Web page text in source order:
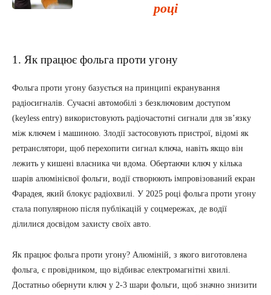
році
1. Як працює фольга проти угону
Фольга проти угону базується на принципі екранування
радіосигналів. Сучасні автомобілі з безключовим доступом
(keyless entry) використовують радіочастотні сигнали для зв’язку
між ключем і машиною. Злодії застосовують пристрої, відомі як
ретранслятори, щоб перехопити сигнал ключа, навіть якщо він
лежить у кишені власника чи вдома. Обертаючи ключ у кілька
шарів алюмінієвої фольги, водії створюють імпровізований екран
Фарадея, який блокує радіохвилі. У 2025 році фольга проти угону
стала популярною після публікацій у соцмережах, де водії
ділилися досвідом захисту своїх авто.
Як працює фольга проти угону? Алюміній, з якого виготовлена
фольга, є провідником, що відбиває електромагнітні хвилі.
Достатньо обернути ключ у 2-3 шари фольги, щоб значно знизити